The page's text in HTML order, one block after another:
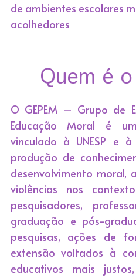
de ambientes escolares
acolhedores
Quem é
O GEPEM – Grupo de
Educação Moral é
vinculado à UNESP e
produção de
desenvolvimento moral,
violências nos
pesquisadores,
graduação e pós-
pesquisas, ações de
extensão voltados à
educativos mais